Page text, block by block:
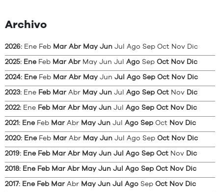
Archivo
2026: Ene Feb Mar Abr May Jun Jul Ago Sep Oct Nov Dic
2025: Ene Feb Mar Abr May Jun Jul Ago Sep Oct Nov Dic
2024: Ene Feb Mar Abr May Jun Jul Ago Sep Oct Nov Dic
2023: Ene Feb Mar Abr May Jun Jul Ago Sep Oct Nov Dic
2022: Ene Feb Mar Abr May Jun Jul Ago Sep Oct Nov Dic
2021: Ene Feb Mar Abr May Jun Jul Ago Sep Oct Nov Dic
2020: Ene Feb Mar Abr May Jun Jul Ago Sep Oct Nov Dic
2019: Ene Feb Mar Abr May Jun Jul Ago Sep Oct Nov Dic
2018: Ene Feb Mar Abr May Jun Jul Ago Sep Oct Nov Dic
2017: Ene Feb Mar Abr May Jun Jul Ago Sep Oct Nov Dic